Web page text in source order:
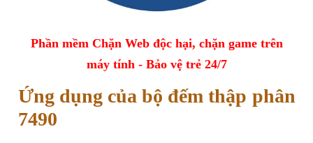
Phần mềm Chặn Web độc hại, chặn game trên
máy tính - Bảo vệ trẻ 24/7
Ứng dụng của bộ đếm thập phân
7490